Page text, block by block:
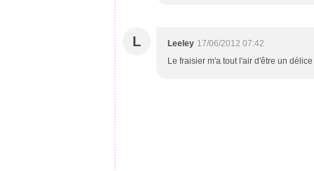
L Leeley 17/06/2012 07:42
Le fraisier m'a tout l'air d'être un délice